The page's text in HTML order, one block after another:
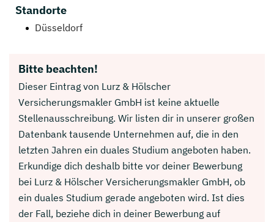
Standorte
Düsseldorf
Bitte beachten!
Dieser Eintrag von Lurz & Hölscher
Versicherungsmakler GmbH ist keine aktuelle
Stellenausschreibung. Wir listen dir in unserer großen
Datenbank tausende Unternehmen auf, die in den
letzten Jahren ein duales Studium angeboten haben.
Erkundige dich deshalb bitte vor deiner Bewerbung
bei Lurz & Hölscher Versicherungsmakler GmbH, ob
ein duales Studium gerade angeboten wird. Ist dies
der Fall, beziehe dich in deiner Bewerbung auf